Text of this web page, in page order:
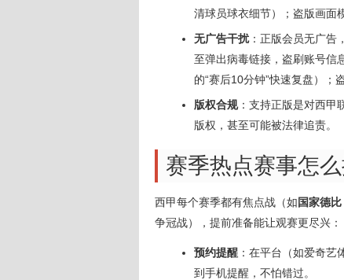
清球员球衣细节）；盗版画面
无广告干扰：正版会员无广告
至弹出病毒链接，盗刷账号信
的“赛后10分钟”快速复盘）；
版权合规：支持正版是对西甲
版权，甚至可能被法律追责。
赛季热点赛事怎
西甲每个赛季都有焦点战（如国家德比
争冠战），提前准备能让观赛更尽兴：
预约提醒 ：在平台（如爱奇艺
到手机提醒，不怕错过。